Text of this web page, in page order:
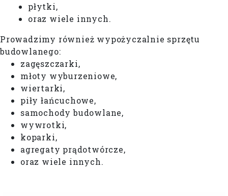
płytki,
oraz wiele innych.
Prowadzimy również wypożyczalnie sprzętu
budowlanego:
zagęszczarki,
młoty wyburzeniowe,
wiertarki,
piły łańcuchowe,
samochody budowlane,
wywrotki,
koparki,
agregaty prądotwórcze,
oraz wiele innych.